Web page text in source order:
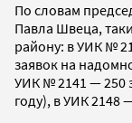
По словам
Павла Швеца,
району: в УИК №
заявок на
УИК № 2141 — 250
году), в УИК 2148